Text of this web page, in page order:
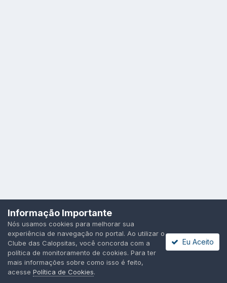
Idioma Política de Privacidade
Todos os direitos reservados.
Powered by Invision Community
Informação Importante
Nós usamos cookies para melhorar sua
experiência de navegação no portal. Ao utilizar o
Clube das Calopsitas, você concorda com a
política de monitoramento de cookies. Para ter
mais informações sobre como isso é feito,
acesse Política de Cookies.
Eu Aceito